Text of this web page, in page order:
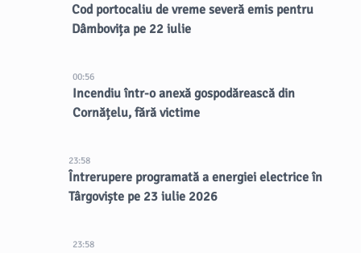
Cod portocaliu de vreme severă emis pentru
Dâmbovița pe 22 iulie
00:56
Incendiu într-o anexă gospodărească din
Cornățelu, fără victime
23:58
Întrerupere programată a energiei electrice în
Târgoviște pe 23 iulie 2026
23:58